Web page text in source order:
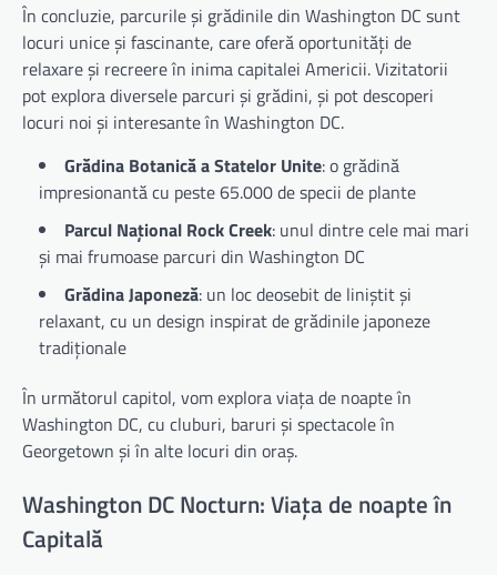
În concluzie, parcurile și grădinile din Washington DC sunt
locuri unice și fascinante, care oferă oportunități de
relaxare și recreere în inima capitalei Americii. Vizitatorii
pot explora diversele parcuri și grădini, și pot descoperi
locuri noi și interesante în Washington DC.
Grădina Botanică a Statelor Unite: o grădină
impresionantă cu peste 65.000 de specii de plante
Parcul Național Rock Creek: unul dintre cele mai mari
și mai frumoase parcuri din Washington DC
Grădina Japoneză: un loc deosebit de liniștit și
relaxant, cu un design inspirat de grădinile japoneze
tradiționale
În următorul capitol, vom explora viața de noapte în
Washington DC, cu cluburi, baruri și spectacole în
Georgetown și în alte locuri din oraș.
Washington DC Nocturn: Viața de noapte în
Capitală